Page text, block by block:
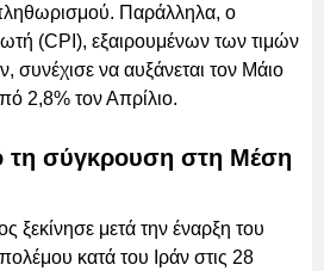
Παράλληλα, ο
(CPI), εξαιρουμένων των τιμών
συνέχισε να αυξάνεται τον Μάιο
2,8% τον Απρίλιο.
τη σύγκρουση στη Μέση
ξεκίνησε μετά την έναρξη του
κατά του Ιράν στις 28